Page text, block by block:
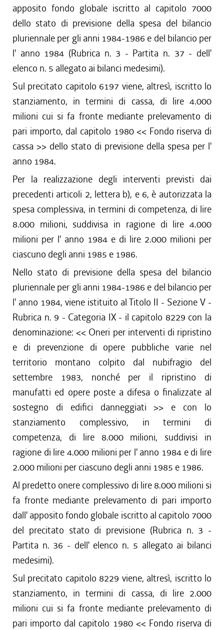
apposito fondo globale iscritto al capitolo 7000
dello stato di previsione della spesa del bilancio
pluriennale per gli anni 1984-1986 e del bilancio per
l' anno 1984 (Rubrica n. 3 - Partita n. 37 - dell'
elenco n. 5 allegato ai bilanci medesimi).
Sul precitato capitolo 6197 viene, altresì, iscritto lo
stanziamento, in termini di cassa, di lire 4.000
milioni cui si fa fronte mediante prelevamento di
pari importo, dal capitolo 1980 << Fondo riserva di
cassa >> dello stato di previsione della spesa per l'
anno 1984.
Per la realizzazione degli interventi previsti dai
precedenti articoli 2, lettera b), e 6, è autorizzata la
spesa complessiva, in termini di competenza, di lire
8.000 milioni, suddivisa in ragione di lire 4.000
milioni per l' anno 1984 e di lire 2.000 milioni per
ciascuno degli anni 1985 e 1986.
Nello stato di previsione della spesa del bilancio
pluriennale per gli anni 1984-1986 e del bilancio per
l' anno 1984, viene istituito al Titolo II - Sezione V -
Rubrica n. 9 - Categoria IX - il capitolo 8229 con la
denominazione: << Oneri per interventi di ripristino
e di prevenzione di opere pubbliche varie nel
territorio montano colpito dal nubifragio del
settembre 1983, nonché per il ripristino di
manufatti ed opere poste a difesa o finalizzate al
sostegno di edifici danneggiati >> e con lo
stanziamento complessivo, in termini di
competenza, di lire 8.000 milioni, suddivisi in
ragione di lire 4.000 milioni per l' anno 1984 e di lire
2.000 milioni per ciascuno degli anni 1985 e 1986.
Al predetto onere complessivo di lire 8.000 milioni si
fa fronte mediante prelevamento di pari importo
dall' apposito fondo globale iscritto al capitolo 7000
del precitato stato di previsione (Rubrica n. 3 -
Partita n. 36 - dell' elenco n. 5 allegato ai bilanci
medesimi).
Sul precitato capitolo 8229 viene, altresì, iscritto lo
stanziamento, in termini di cassa, di lire 2.000
milioni cui si fa fronte mediante prelevamento di
pari importo dal capitolo 1980 << Fondo riserva di